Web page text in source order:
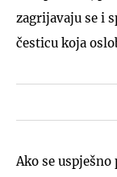
zagrijavaju se i
česticu koja
Ako se